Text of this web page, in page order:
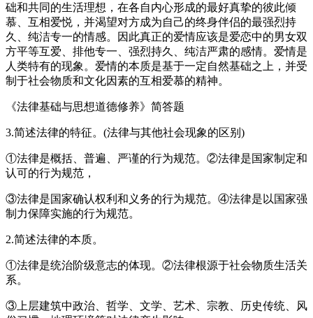
础和共同的生活理想，在各自内心形成的最好真挚的彼此倾
慕、互相爱悦，并渴望对方成为自己的终身伴侣的最强烈持
久、纯洁专一的情感。因此真正的爱情应该是爱恋中的男女双
方平等互爱、排他专一、强烈持久、纯洁严肃的感情。爱情是
人类特有的现象。爱情的本质是基于一定自然基础之上，并受
制于社会物质和文化因素的互相爱慕的精神。
《法律基础与思想道德修养》简答题
3.简述法律的特征。(法律与其他社会现象的区别)
①法律是概括、普遍、严谨的行为规范。②法律是国家制定和
认可的行为规范，
③法律是国家确认权利和义务的行为规范。④法律是以国家强
制力保障实施的行为规范。
2.简述法律的本质。
①法律是统治阶级意志的体现。②法律根源于社会物质生活关
系。
③上层建筑中政治、哲学、文学、艺术、宗教、历史传统、风